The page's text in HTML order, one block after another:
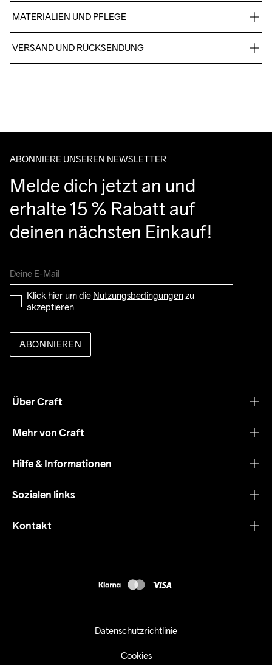
MATERIALIEN UND PFLEGE
Torso oben: Vorne 100% Polyester Mitte 100% Polyurethan
Rückseite 100% Polyester Torso unten: 72% Polyamid
VERSAND UND RÜCKSENDUNG
entgegennehmen kannst.
ABONNIERE UNSEREN NEWSLETTER
Melde dich jetzt an und
erhalte 15 % Rabatt auf
deinen nächsten Einkauf!
Klick hier um die Nutzungsbedingungen zu
akzeptieren
ABONNIEREN
Über Craft
Nachhaltigkeit
Mehr von Craft
Teamwear
Zusammenarbeit
Press
Hilfe & Informationen
Retouren
Kundendienst
Sozialen links
Kontakt
Datenschutzrichtlinie
Cookies